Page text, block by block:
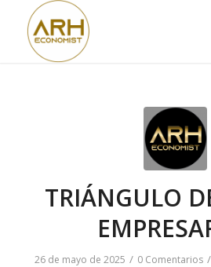
TRIÁNGULO
26 de mayo de 2025 / 0 Comentarios /